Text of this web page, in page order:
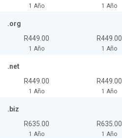
1 Año 1 Año
.org
R449.00
1 Año
R449.00
1 Año
.net
R449.00
1 Año
R449.00
1 Año
.biz
R635.00
1 Año
R635.00
1 Año